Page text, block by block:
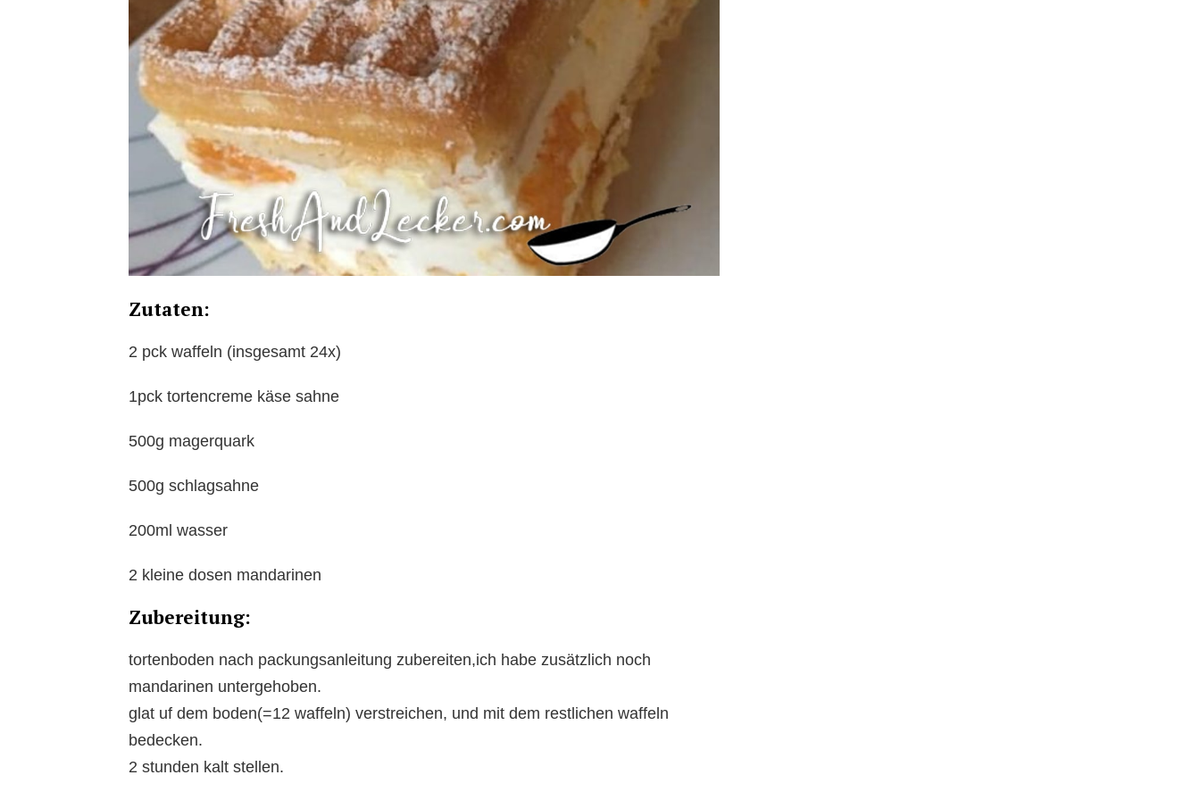
Zutaten:
2 pck waffeln (insgesamt 24x)
1pck tortencreme käse sahne
500g magerquark
500g schlagsahne
200ml wasser
2 kleine dosen mandarinen
Zubereitung:
tortenboden nach packungsanleitung zubereiten,ich habe zusätzlich noch
mandarinen untergehoben.
glat uf dem boden(=12 waffeln) verstreichen, und mit dem restlichen waffeln
bedecken.
2 stunden kalt stellen.